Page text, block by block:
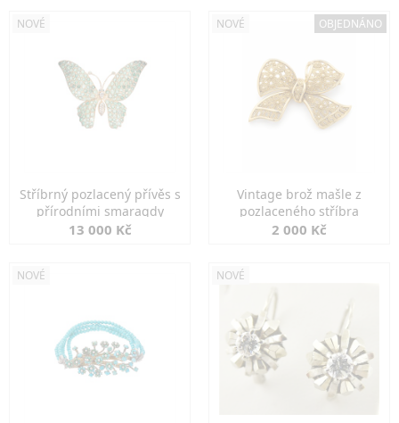
NOVÉ
Stříbrný pozlacený přívěs s
přírodními smaragdy
13 000 Kč
NOVÉ OBJEDNÁNO
Vintage brož mašle z
pozlaceného stříbra
2 000 Kč
NOVÉ NOVÉ